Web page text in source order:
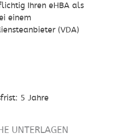
Ihren eHBA als
einem
(VDA)
5 Jahre
UNTERLAGEN